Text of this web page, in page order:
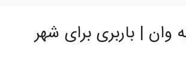
وان | باربری برای شهر